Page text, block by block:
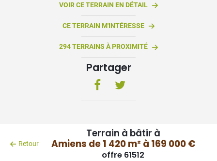
VOIR CE TERRAIN EN DÉTAIL
CE TERRAIN M'INTÉRESSE
294 TERRAINS À PROXIMITÉ
Partager
Retour
Terrain à bâtir à
Amiens de 1 420 m² à 169 000 €
offre 61512